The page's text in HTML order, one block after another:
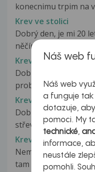
konecnimu trpim na
Krev ve stolici
Dobrý den, je mi 20
něčím takovym potíže.
Krev ve stolici
Dobrý den chtěl
problémy ze břichem
Krev ve stolici
Dobrý den, mám
střeva. V poslední
Krev ve stolici
Nemuzu kakat bolí
tam mam krev co mám
Náš web
Náš web
a funguje tak
dotazuje,
pomoci. My
technické,
informace,
neustále
pomohli.